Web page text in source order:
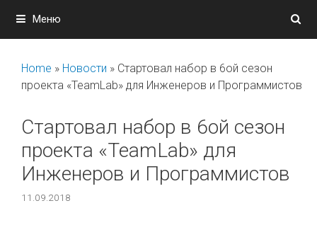
содержимому
Меню
Home » Новости » Стартовал набор в 6ой сезон
проекта «TeamLab» для Инженеров и Программистов
Стартовал набор в 6ой сезон
проекта «TeamLab» для
Инженеров и Программистов
11.09.2018